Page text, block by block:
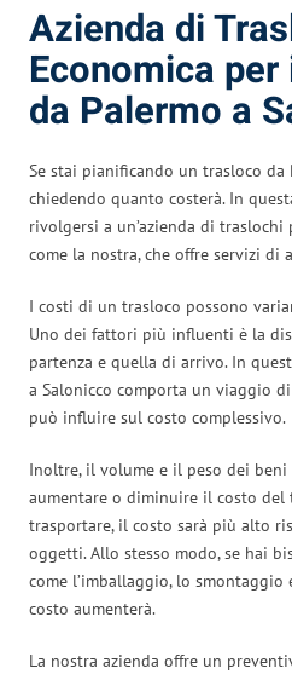
Azienda di
Economica
da Palermo a
Se stai pianificando un trasloco da
chiedendo quanto costerà. In
rivolgersi a un’azienda di
come la nostra, che offre servizi di
I costi di un trasloco possono
Uno dei fattori più influenti è la
partenza e quella di arrivo. In
a Salonicco comporta un viaggio
può influire sul costo complessivo.
Inoltre, il volume e il peso dei
aumentare o diminuire il costo del
trasportare, il costo sarà più alto
oggetti. Allo stesso modo, se hai
come l’imballaggio, lo
costo aumenterà.
La nostra azienda offre un